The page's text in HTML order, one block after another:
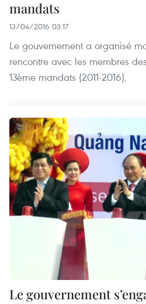
mandats
13/04/2016 03:17
Le gouvernement a organisé
rencontre avec les membres
13ème mandats (2011-2016).
Le gouvernement